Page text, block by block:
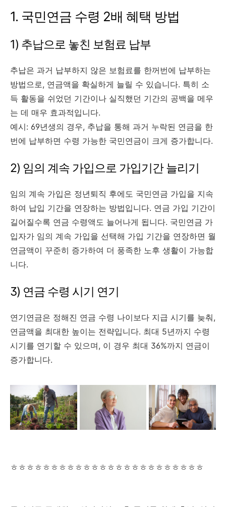
1. 국민연금 수령 2배 혜택 방법
1) 추납으로 놓친 보험료 납부
추납은 과거 납부하지 않은 보험료를 한꺼번에 납부하는
방법으로, 연금액을 확실하게 늘릴 수 있습니다. 특히 소
득 활동을 쉬었던 기간이나 실직했던 기간의 공백을 메우
는 데 매우 효과적입니다.
예시: 69년생의 경우, 추납을 통해 과거 누락된 연금을 한
번에 납부하면 수령 가능한 국민연금이 크게 증가합니다.
2) 임의 계속 가입으로 가입기간 늘리기
임의 계속 가입은 정년퇴직 후에도 국민연금 가입을 지속
하여 납입 기간을 연장하는 방법입니다. 연금 가입 기간이
길어질수록 연금 수령액도 늘어나게 됩니다. 국민연금 가
입자가 임의 계속 가입을 선택해 가입 기간을 연장하면 월
연금액이 꾸준히 증가하여 더 풍족한 노후 생활이 가능합
니다.
3) 연금 수령 시기 연기
연기연금은 정해진 연금 수령 나이보다 지급 시기를 늦춰,
연금액을 최대한 높이는 전략입니다. 최대 5년까지 수령
시기를 연기할 수 있으며, 이 경우 최대 36%까지 연금이
증가합니다.
ㅎㅎㅎㅎㅎㅎㅎㅎㅎㅎㅎㅎㅎㅎㅎㅎㅎㅎㅎㅎㅎㅎㅎㅎ